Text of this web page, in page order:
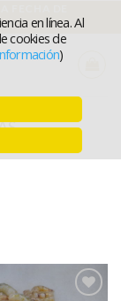
en línea. Al
cookies de
)